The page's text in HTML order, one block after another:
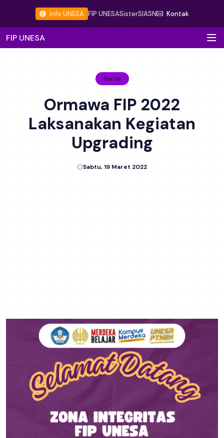
Info UNESA FIP UNESASisterSIASN Kontak
FIP UNESA
Berita
Ormawa FIP 2022
Laksanakan Kegiatan
Upgrading
Sabtu, 19 Maret 2022